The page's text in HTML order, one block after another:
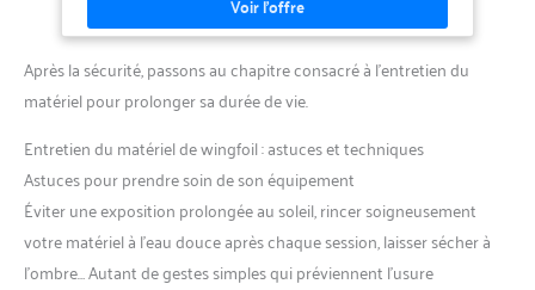
déchirements, aux UV et à l'eau. Les zips larges et les coutures
doublées garantissent une longévité exceptionnelle pour tous
haute densité de 5 mm protège intégralement votre planche
contre les impacts durant le transport en voiture ou le stockage.
L'intérieur en "Silver Lining" assure une isolation thermique
poignées (centrale, latérale et bandoulière épaule) pour un
transport confortable. Une pochette intérieure intégrée permet
de ranger vos accessoires (visserie, clés, nuts de foil).
Après la sécurité, passons au chapitre consacré à l’entretien du
matériel pour prolonger sa durée de vie.
Entretien du matériel de wingfoil : astuces et techniques
Astuces pour prendre soin de son équipement
Éviter une exposition prolongée au soleil, rincer soigneusement
votre matériel à l’eau douce après chaque session, laisser sécher à
l’ombre… Autant de gestes simples qui préviennent l’usure